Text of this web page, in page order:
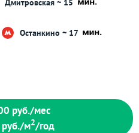
Дмитровская ~ 15
Останкино ~ 17
руб./мес
руб./м2/год